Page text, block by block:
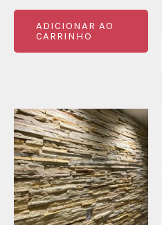
ADICIONAR AO
CARRINHO